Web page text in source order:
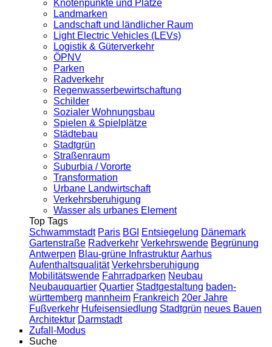
Knotenpunkte und Plätze
Landmarken
Landschaft und ländlicher Raum
Light Electric Vehicles (LEVs)
Logistik & Güterverkehr
ÖPNV
Parken
Radverkehr
Regenwasserbewirtschaftung
Schilder
Sozialer Wohnungsbau
Spielen & Spielplätze
Städtebau
Stadtgrün
Straßenraum
Suburbia / Vororte
Transformation
Urbane Landwirtschaft
Verkehrsberuhigung
Wasser als urbanes Element
Top Tags
Schwammstadt Paris BGI Entsiegelung Dänemark
Gartenstraße Radverkehr Verkehrswende Begrünung
Antwerpen Blau-grüne InfrastrukturAarhus
Aufenthaltsqualität Verkehrsberuhigung
Mobilitätswende Fahrradparken Neubau
Neubauquartier Quartier Stadtgestaltung baden-
württemberg mannheim Frankreich 20er Jahre
Fußverkehr Hufeisensiedlung Stadtgrün neues Bauen
Architektur Darmstadt
Zufall-Modus
Suche